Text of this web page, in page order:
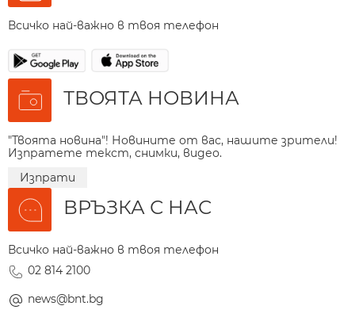
Всичко най-важно в твоя телефон
ТВОЯТА НОВИНА
"Твоята новина"! Новините от вас, нашите зрители!
Изпратете текст, снимки, видео.
Изпрати
ВРЪЗКА С НАС
Всичко най-важно в твоя телефон
02 814 2100
news@bnt.bg